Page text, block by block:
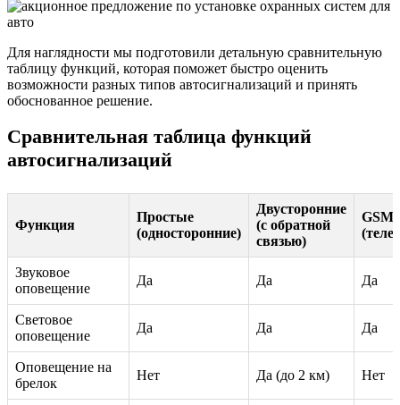
Для наглядности мы подготовили детальную сравнительную
таблицу функций, которая поможет быстро оценить
возможности разных типов автосигнализаций и принять
обоснованное решение.
Сравнительная таблица функций
автосигнализаций
Функция
Простые
(односторонние)
Двусторонние
(с обратной
связью)
GSM/
Звуковое
оповещение
Да Да Да
Световое
оповещение
Да Да Да
Оповещение на
брелок
Нет Да (до 2 км) Нет